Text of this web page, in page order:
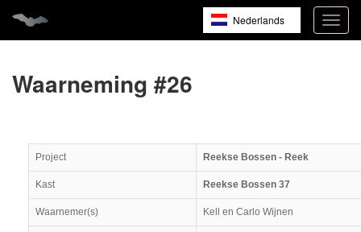
Nederlands
Waarneming #26
Project Reekse Bossen - Reek
Kast Reekse Bossen 37
Waarnemer(s) Kell en Carlo Wijnen